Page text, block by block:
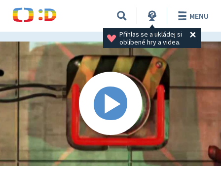
Přihlas se a ukládej si
oblíbené hry a videa.
MENU